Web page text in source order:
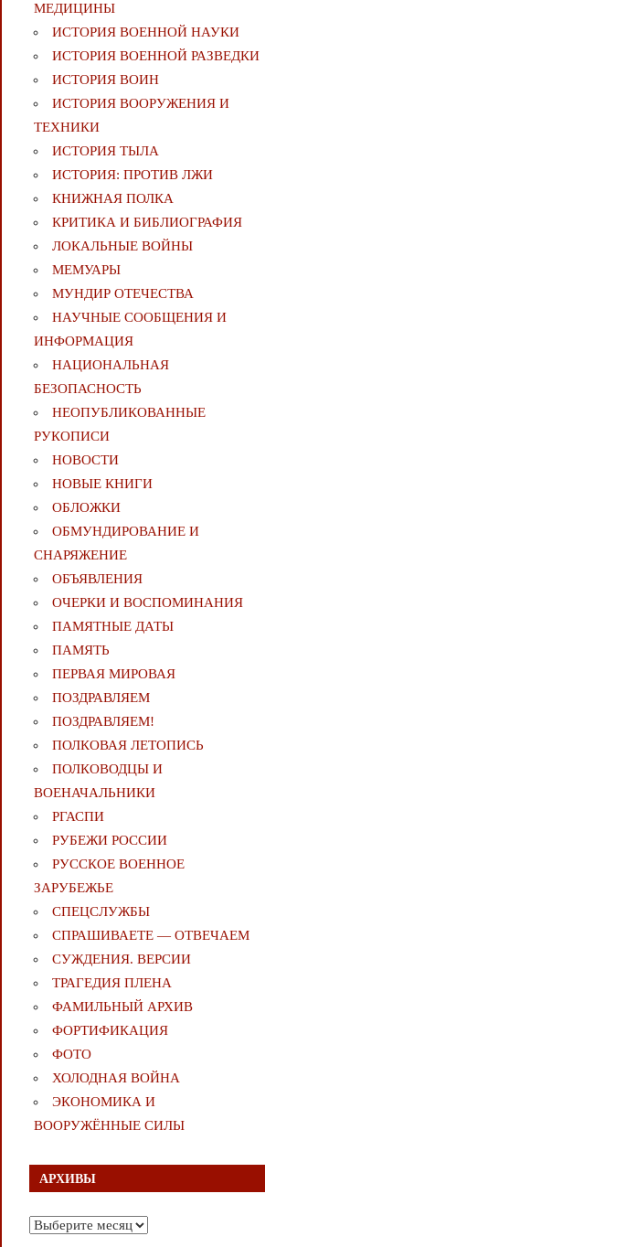
МЕДИЦИНЫ
ИСТОРИЯ ВОЕННОЙ НАУКИ
ИСТОРИЯ ВОЕННОЙ РАЗВЕДКИ
ИСТОРИЯ ВОИН
ИСТОРИЯ ВООРУЖЕНИЯ И
ТЕХНИКИ
ИСТОРИЯ ТЫЛА
ИСТОРИЯ: ПРОТИВ ЛЖИ
КНИЖНАЯ ПОЛКА
КРИТИКА И БИБЛИОГРАФИЯ
ЛОКАЛЬНЫЕ ВОЙНЫ
МЕМУАРЫ
МУНДИР ОТЕЧЕСТВА
НАУЧНЫЕ СООБЩЕНИЯ И
ИНФОРМАЦИЯ
НАЦИОНАЛЬНАЯ
БЕЗОПАСНОСТЬ
НЕОПУБЛИКОВАННЫЕ
РУКОПИСИ
НОВОСТИ
НОВЫЕ КНИГИ
ОБЛОЖКИ
ОБМУНДИРОВАНИЕ И
СНАРЯЖЕНИЕ
ОБЪЯВЛЕНИЯ
ОЧЕРКИ И ВОСПОМИНАНИЯ
ПАМЯТНЫЕ ДАТЫ
ПАМЯТЬ
ПЕРВАЯ МИРОВАЯ
ПОЗДРАВЛЯЕМ
ПОЗДРАВЛЯЕМ!
ПОЛКОВАЯ ЛЕТОПИСЬ
ПОЛКОВОДЦЫ И
ВОЕНАЧАЛЬНИКИ
РГАСПИ
РУБЕЖИ РОССИИ
РУССКОЕ ВОЕННОЕ
ЗАРУБЕЖЬЕ
СПЕЦСЛУЖБЫ
СПРАШИВАЕТЕ — ОТВЕЧАЕМ
СУЖДЕНИЯ. ВЕРСИИ
ТРАГЕДИЯ ПЛЕНА
ФАМИЛЬНЫЙ АРХИВ
ФОРТИФИКАЦИЯ
ФОТО
ХОЛОДНАЯ ВОЙНА
ЭКОНОМИКА И
ВООРУЖЁННЫЕ СИЛЫ
АРХИВЫ
Архивы